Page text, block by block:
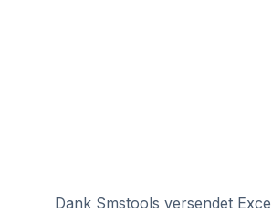
Dank Smstools versendet